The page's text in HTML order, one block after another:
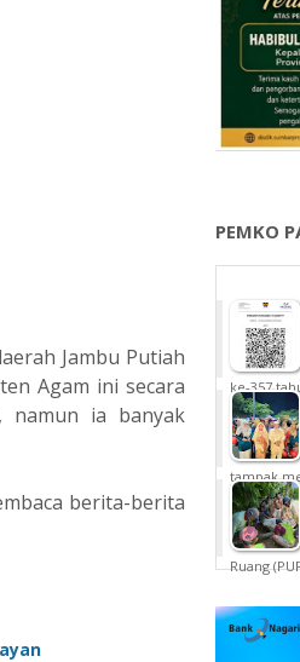
Jambu Putiah
Agam ini secara
namun ia banyak
berita-berita
PEMKO
ke-357
tampak
Ruang